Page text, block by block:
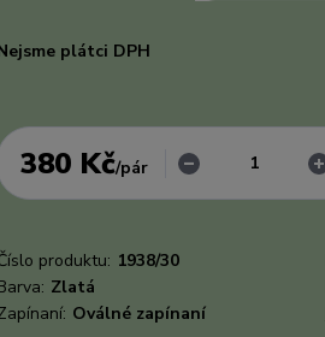
plátci DPH
380 Kč/pár
produktu: 1938/30
Zlatá
Oválné zapínaní